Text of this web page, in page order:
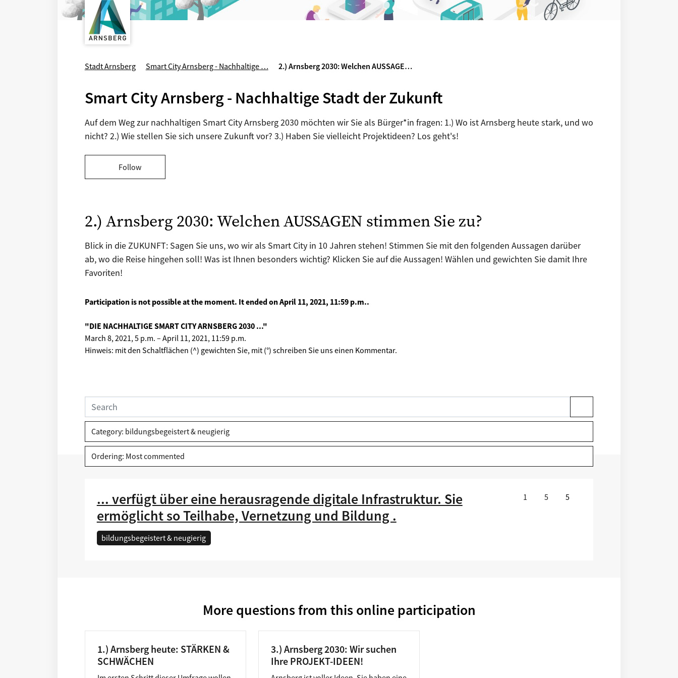
Stadt Arnsberg Smart City Arnsberg - Nachhaltige … 2.) Arnsberg 2030: Welchen AUSSAGE…
Smart City Arnsberg - Nachhaltige Stadt der Zukunft
Auf dem Weg zur nachhaltigen Smart City Arnsberg 2030 möchten wir Sie als Bürger*in fragen: 1.) Wo ist Arnsberg heute stark, und wo
nicht? 2.) Wie stellen Sie sich unsere Zukunft vor? 3.) Haben Sie vielleicht Projektideen? Los geht's!
Follow
2.) Arnsberg 2030: Welchen AUSSAGEN stimmen Sie zu?
Blick in die ZUKUNFT: Sagen Sie uns, wo wir als Smart City in 10 Jahren stehen! Stimmen Sie mit den folgenden Aussagen darüber
ab, wo die Reise hingehen soll! Was ist Ihnen besonders wichtig? Klicken Sie auf die Aussagen! Wählen und gewichten Sie damit Ihre
Favoriten!
Participation is not possible at the moment. It ended onApril 11, 2021, 11:59 p.m..
"DIE NACHHALTIGE SMART CITY ARNSBERG 2030 ..."
March 8, 2021, 5 p.m. – April 11, 2021, 11:59 p.m.
Hinweis: mit den Schaltflächen (^) gewichten Sie, mit (°) schreiben Sie uns einen Kommentar.
Category: bildungsbegeistert & neugierig
Ordering: Most commented
1 5 5
... verfügt über eine herausragende digitale Infrastruktur. Sie
ermöglicht so Teilhabe, Vernetzung und Bildung .
bildungsbegeistert & neugierig
More questions from this online participation
1.) Arnsberg heute: STÄRKEN &
SCHWÄCHEN
3.) Arnsberg 2030: Wir suchen
Ihre PROJEKT-IDEEN!